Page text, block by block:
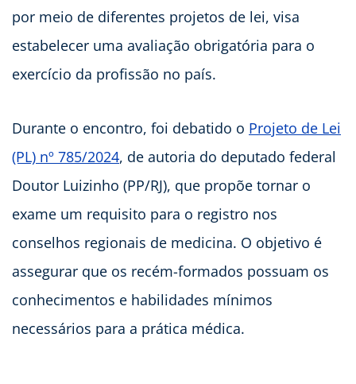
por meio de diferentes projetos de lei, visa
estabelecer uma avaliação obrigatória para o
exercício da profissão no país.
Durante o encontro, foi debatido o Projeto de Lei
(PL) nº 785/2024, de autoria do deputado federal
Doutor Luizinho (PP/RJ), que propõe tornar o
exame um requisito para o registro nos
conselhos regionais de medicina. O objetivo é
assegurar que os recém-formados possuam os
conhecimentos e habilidades mínimos
necessários para a prática médica.